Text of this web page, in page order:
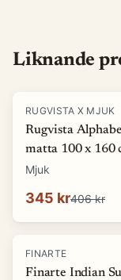
Liknande
-15%
RUGVISTA X MJUK
Rugvista
matta 100 x 160
Mjuk
345 kr406 kr
-50 %
FINARTE
Finarte Indian